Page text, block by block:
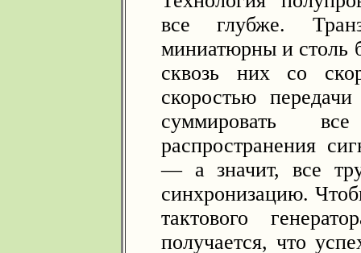
все глубже.
миниатюрны и столь
сквозь них со
скоростью
суммировать
распространения
— а значит, все
синхронизацию.
тактового
получается, что